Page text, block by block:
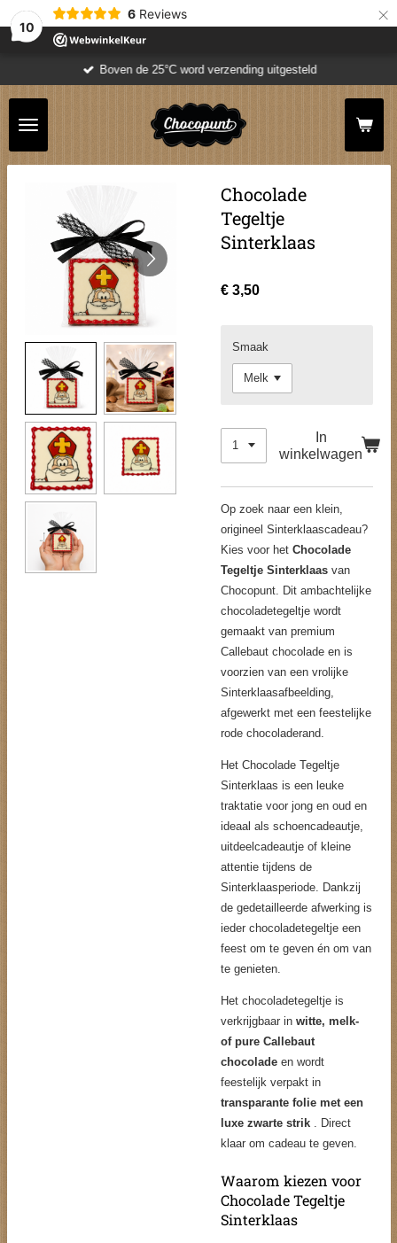
10
6 Reviews ×
Boven de 25°C word verzending uitgesteld
Chocolade
Tegeltje
Sinterklaas
€ 3,50
Smaak
In
winkelwagen
Op zoek naar een klein,
origineel Sinterklaascadeau?
Kies voor het Chocolade
Tegeltje Sinterklaas van
Chocopunt. Dit ambachtelijke
chocoladetegeltje wordt
gemaakt van premium
Callebaut chocolade en is
voorzien van een vrolijke
Sinterklaasafbeelding,
afgewerkt met een feestelijke
rode chocoladerand.
Het Chocolade Tegeltje
Sinterklaas is een leuke
traktatie voor jong en oud en
ideaal als schoencadeautje,
uitdeelcadeautje of kleine
attentie tijdens de
Sinterklaasperiode. Dankzij
de gedetailleerde afwerking is
ieder chocoladetegeltje een
feest om te geven én om van
te genieten.
Het chocoladetegeltje is
verkrijgbaar in witte, melk-
of pure Callebaut
chocolade en wordt
feestelijk verpakt in
transparante folie met een
luxe zwarte strik . Direct
klaar om cadeau te geven.
Waarom kiezen voor
Chocolade Tegeltje
Sinterklaas